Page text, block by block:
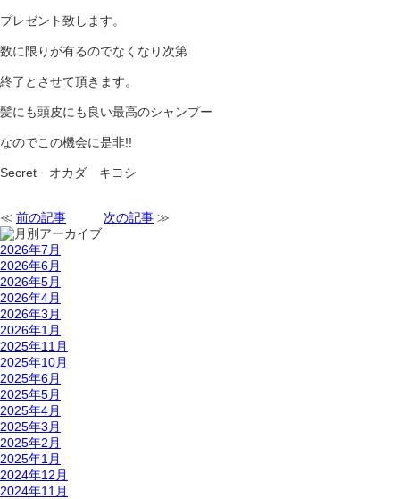
プレゼント致します。
数に限りが有るのでなくなり次第
終了とさせて頂きます。
髪にも頭皮にも良い最高のシャンプー
なのでこの機会に是非!!
Secret オカダ キヨシ
≪ 前の記事 次の記事 ≫
2026年7月
2026年6月
2026年5月
2026年4月
2026年3月
2026年1月
2025年11月
2025年10月
2025年6月
2025年5月
2025年4月
2025年3月
2025年2月
2025年1月
2024年12月
2024年11月